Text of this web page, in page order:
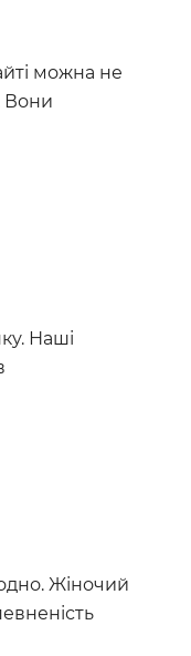
можна не
Вони
Наші
Жіночий